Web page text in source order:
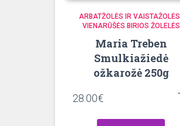
ARBATŽOLĖS IR VAISTAŽOLĖS
VIENARŪŠĖS BIRIOS ŽOLELĖS
Maria Treben
Smulkiažiedė
ožkarožė 250g
28.00€